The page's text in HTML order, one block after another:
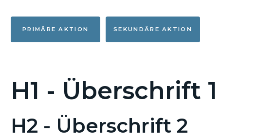
PRIMÄRE AKTION SEKUNDÄRE AKTION
H1 - Überschrift 1
H2 - Überschrift 2